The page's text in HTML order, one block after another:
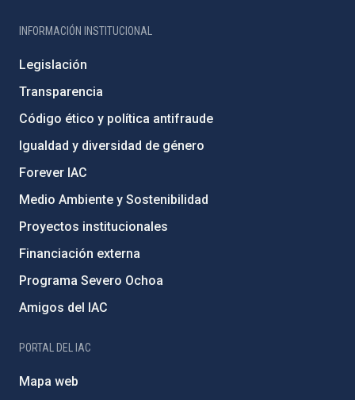
INFORMACIÓN INSTITUCIONAL
Legislación
Transparencia
Código ético y política antifraude
Igualdad y diversidad de género
Forever IAC
Medio Ambiente y Sostenibilidad
Proyectos institucionales
Financiación externa
Programa Severo Ochoa
Amigos del IAC
PORTAL DEL IAC
Mapa web